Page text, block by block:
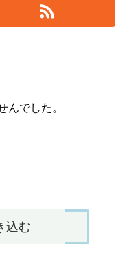
んでした。
込む